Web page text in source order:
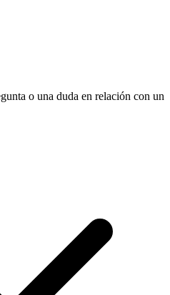
o una duda en relación con un